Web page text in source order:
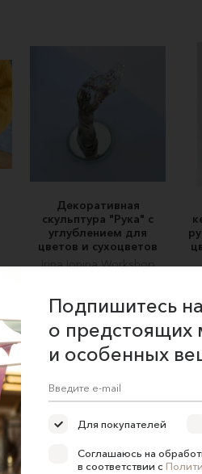
Декоративная
скульптура "Рука" с
углублением для
цветов и сухоцветов
Irina Ionina Workshop
Подпишитесь
о предстоящих
и особенных
Для покупателей
Соглашаюсь на
в соответствии с